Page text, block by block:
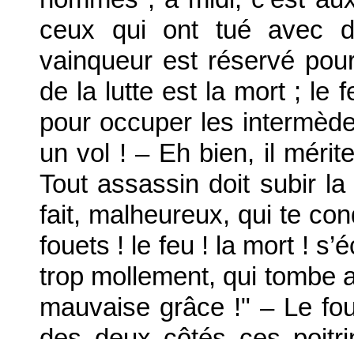
ceux qui ont tué avec
vainqueur est réservé
de la lutte est la mort ; le
pour occuper les
un vol ! – Eh bien, il
Tout assassin doit subir
fait, malheureux, qui te
fouets ! le feu ! la mort !
trop mollement, qui tombe
mauvaise grâce !" – Le